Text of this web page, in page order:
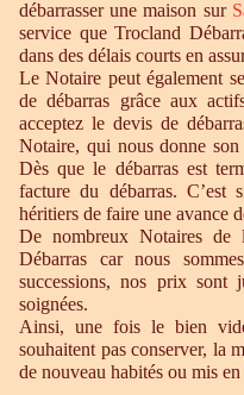
débarrasser une maison sur
service que Trocland
dans des délais courts en
Le Notaire peut également
de débarras grâce aux
acceptez le devis de
Notaire, qui nous donne
Dès que le débarras est
facture du débarras.
héritiers de faire une avance
De nombreux Notaires
Débarras car nous
successions, nos prix sont
soignées.
Ainsi, une fois le bien
souhaitent pas conserver, la
de nouveau habités ou mis